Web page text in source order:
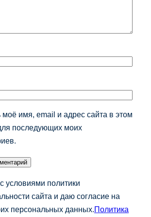
моё имя, email и адрес сайта в этом
последующих моих
условиями политики
сайта и даю согласие на
персональных данных. Политика